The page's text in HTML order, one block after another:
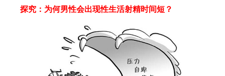
探究：为何男性会出现性生活射精时间短？